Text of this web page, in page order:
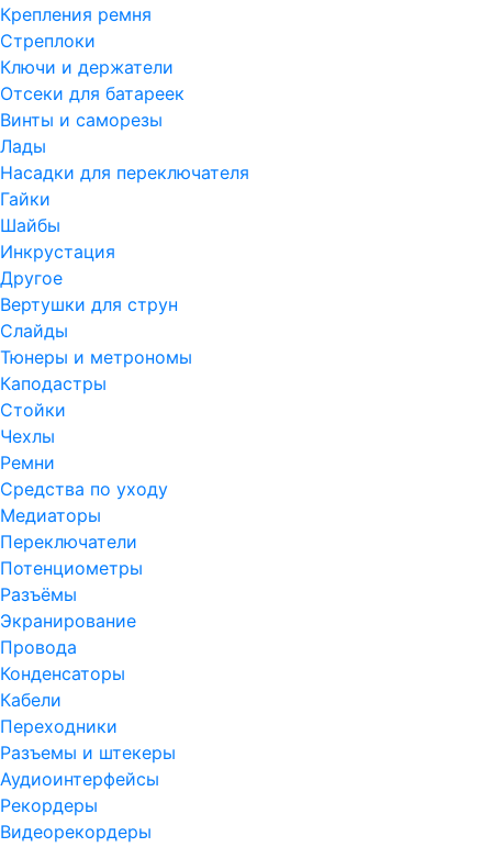
Крепления ремня
Стреплоки
Ключи и держатели
Отсеки для батареек
Винты и саморезы
Лады
Насадки для переключателя
Гайки
Шайбы
Инкрустация
Другое
Вертушки для струн
Слайды
Тюнеры и метрономы
Каподастры
Стойки
Чехлы
Ремни
Средства по уходу
Медиаторы
Переключатели
Потенциометры
Разъёмы
Экранирование
Провода
Конденсаторы
Кабели
Переходники
Разъемы и штекеры
Аудиоинтерфейсы
Рекордеры
Видеорекордеры